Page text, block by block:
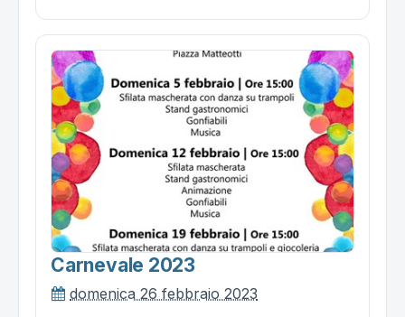
Carnevale 2023
domenica 26 febbraio 2023